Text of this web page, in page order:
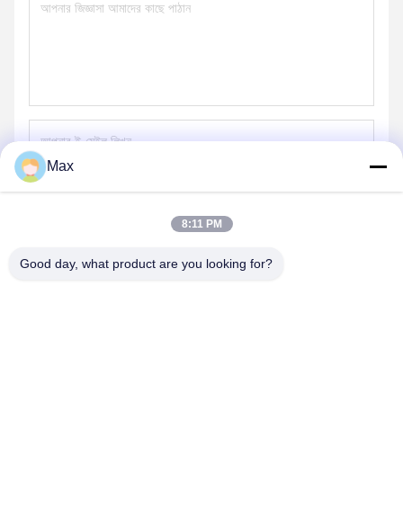
পাঠান
Max
8:11 PM
Good day, what product are you looking for?